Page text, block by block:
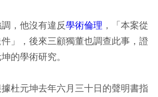
，他沒有違反學術倫理 ，「本案從
」，後來三顧獨董也調查此事，證
的學術研究。
杜元坤去年六月三十日的聲明書指